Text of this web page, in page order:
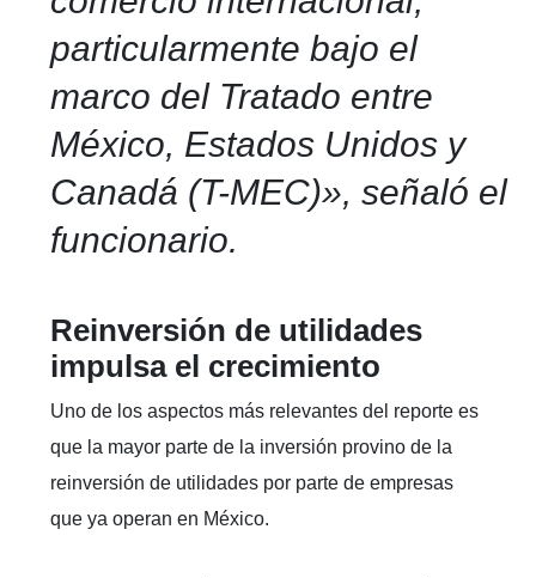
particularmente bajo el
marco del Tratado entre
México, Estados Unidos y
Canadá (T-MEC)», señaló el
funcionario.
Reinversión de utilidades
impulsa el crecimiento
Uno de los aspectos más relevantes del reporte es
que la mayor parte de la inversión provino de la
reinversión de utilidades por parte de empresas
que ya operan en México.